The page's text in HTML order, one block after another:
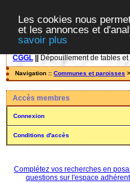
Les cookies nous
et les annonces et
savoir plus
CGGL Dépouillement de tables
Navigation :: Communes et paroisses
Accès membres
Connexion
Conditions d'accès
Complétez vos recherches en
questions sur l'espace